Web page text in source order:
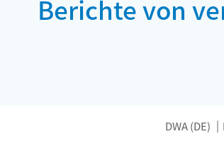
Berichte von
DWA (DE)